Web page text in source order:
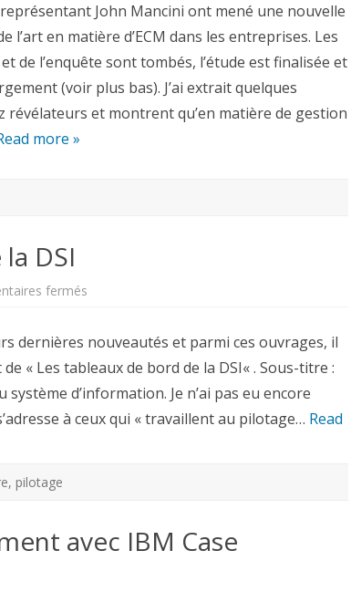
ECM
Industry
2011,
quelques
repères
John Mancini ont mené une nouvelle
l’art en matière d’ECM dans les entreprises. Les
de l’enquête sont tombés, l’étude est finalisée et
(voir plus bas). J’ai extrait quelques
révélateurs et montrent qu’en matière de gestion
more »
DSI
fermés
bord
de
la
DSI
dernières nouveautés et parmi ces ouvrages, il
« Les tableaux de bord de la DSI« . Sous-titre :
d’information. Je n’ai pas eu encore
à ceux qui « travaillent au pilotage… Read
, pilotage
avec IBM Case